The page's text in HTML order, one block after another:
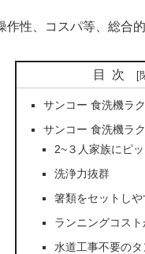
性、コスパ等、総合
目次
サンコー 食洗機ラ
サンコー 食洗機ラ
2~３人家族にピ
洗浄力抜群
箸類をセットしや
ランニングコス
水道工事不要のタ